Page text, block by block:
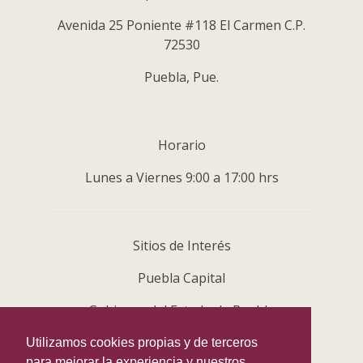
Utilizamos cookies propias y de terceros
Avenida 25 Poniente #118 El Carmen C.P.
72530
Puebla, Pue.
Horario
Lunes a Viernes 9:00 a 17:00 hrs
Sitios de Interés
Puebla Capital
Gobierno del Estado de Puebla
Centro Histórico